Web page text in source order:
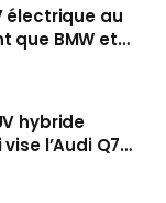
électrique au
que BMW et
hybride
l’Audi Q7